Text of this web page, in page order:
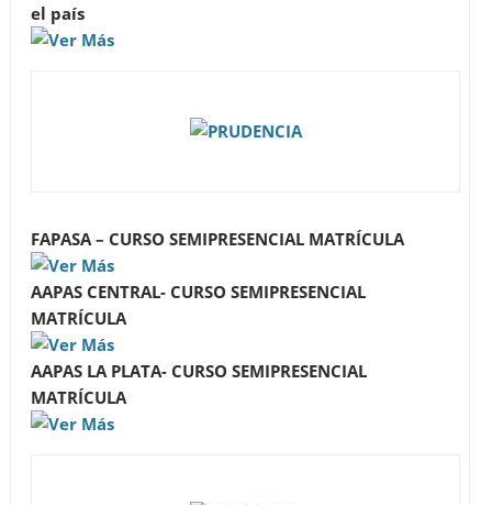
el país
FAPASA – CURSO SEMIPRESENCIAL MATRÍCULA
AAPAS CENTRAL- CURSO SEMIPRESENCIAL
MATRÍCULA
AAPAS LA PLATA- CURSO SEMIPRESENCIAL
MATRÍCULA